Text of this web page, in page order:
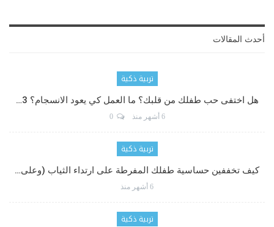
أحدث المقالات
تربية ذكية
هل اختفى حب طفلك من قلبك؟ ما العمل كي يعود الانسجام؟ 3…
6 أشهر منذ 0
تربية ذكية
كيف تخففين حساسية طفلك المفرطة على ارتداء الثياب (وعلى…
6 أشهر منذ
تربية ذكية